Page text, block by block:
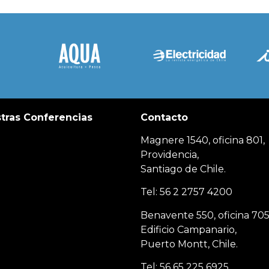
Conferencias Contacto
Magnere 1540, oficina 801,
Providencia,
Santiago de Chile.
Tel: 56 2 2757 4200
Benavente 550, oficina
Edificio Campanario,
Puerto Montt, Chile.